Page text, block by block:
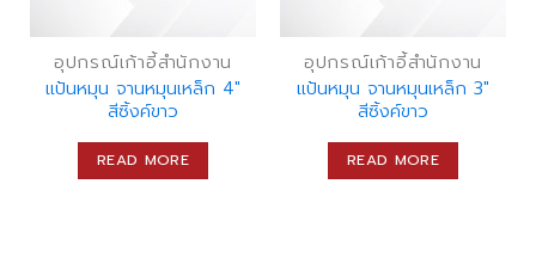
อุปกรณ์เก้าอี้สำนักงาน
แป้นหมุน จานหมุนเหล็ก 4″
สีซิ้งค์ขาว
READ MORE
อุปกรณ์เก้าอี้สำนักงาน
แป้นหมุน จานหมุนเหล็ก 3″
สีซิ้งค์ขาว
READ MORE